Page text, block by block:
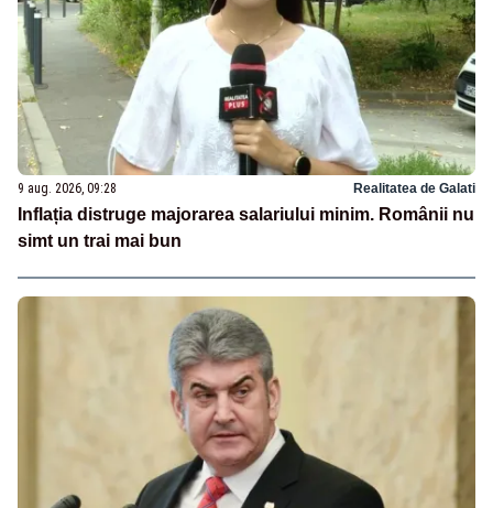
9 aug. 2026, 09:28 Realitatea de Galati
Inflația distruge majorarea salariului minim. Românii nu
simt un trai mai bun